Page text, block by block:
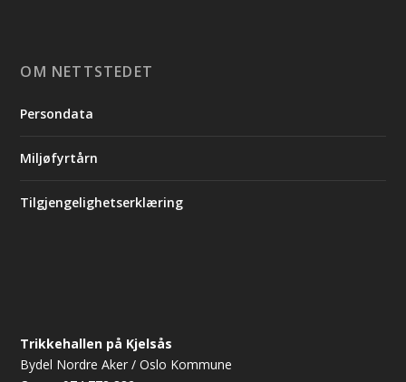
OM NETTSTEDET
Persondata
Miljøfyrtårn
Tilgjengelighetserklæring
Trikkehallen på Kjelsås
Bydel Nordre Aker / Oslo Kommune